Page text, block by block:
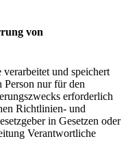
von
und speichert
Person nur für den
erforderlich
Richtlinien- und
in Gesetzen oder
Verantwortliche